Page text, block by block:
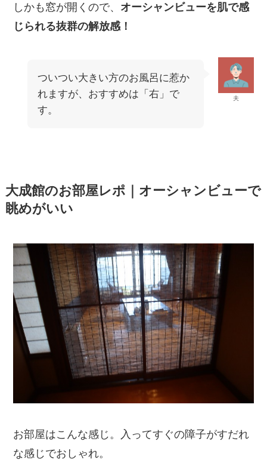
しかも窓が開くので、 オーシャンビューを肌で感
じられる抜群の解放感！
夫
ついつい大きい方のお風呂に惹か
れますが、おすすめは「右」で
す。
大成館のお部屋レポ｜オーシャンビューで
眺めがいい
お部屋はこんな感じ。入ってすぐの障子がすだれ
な感じでおしゃれ。